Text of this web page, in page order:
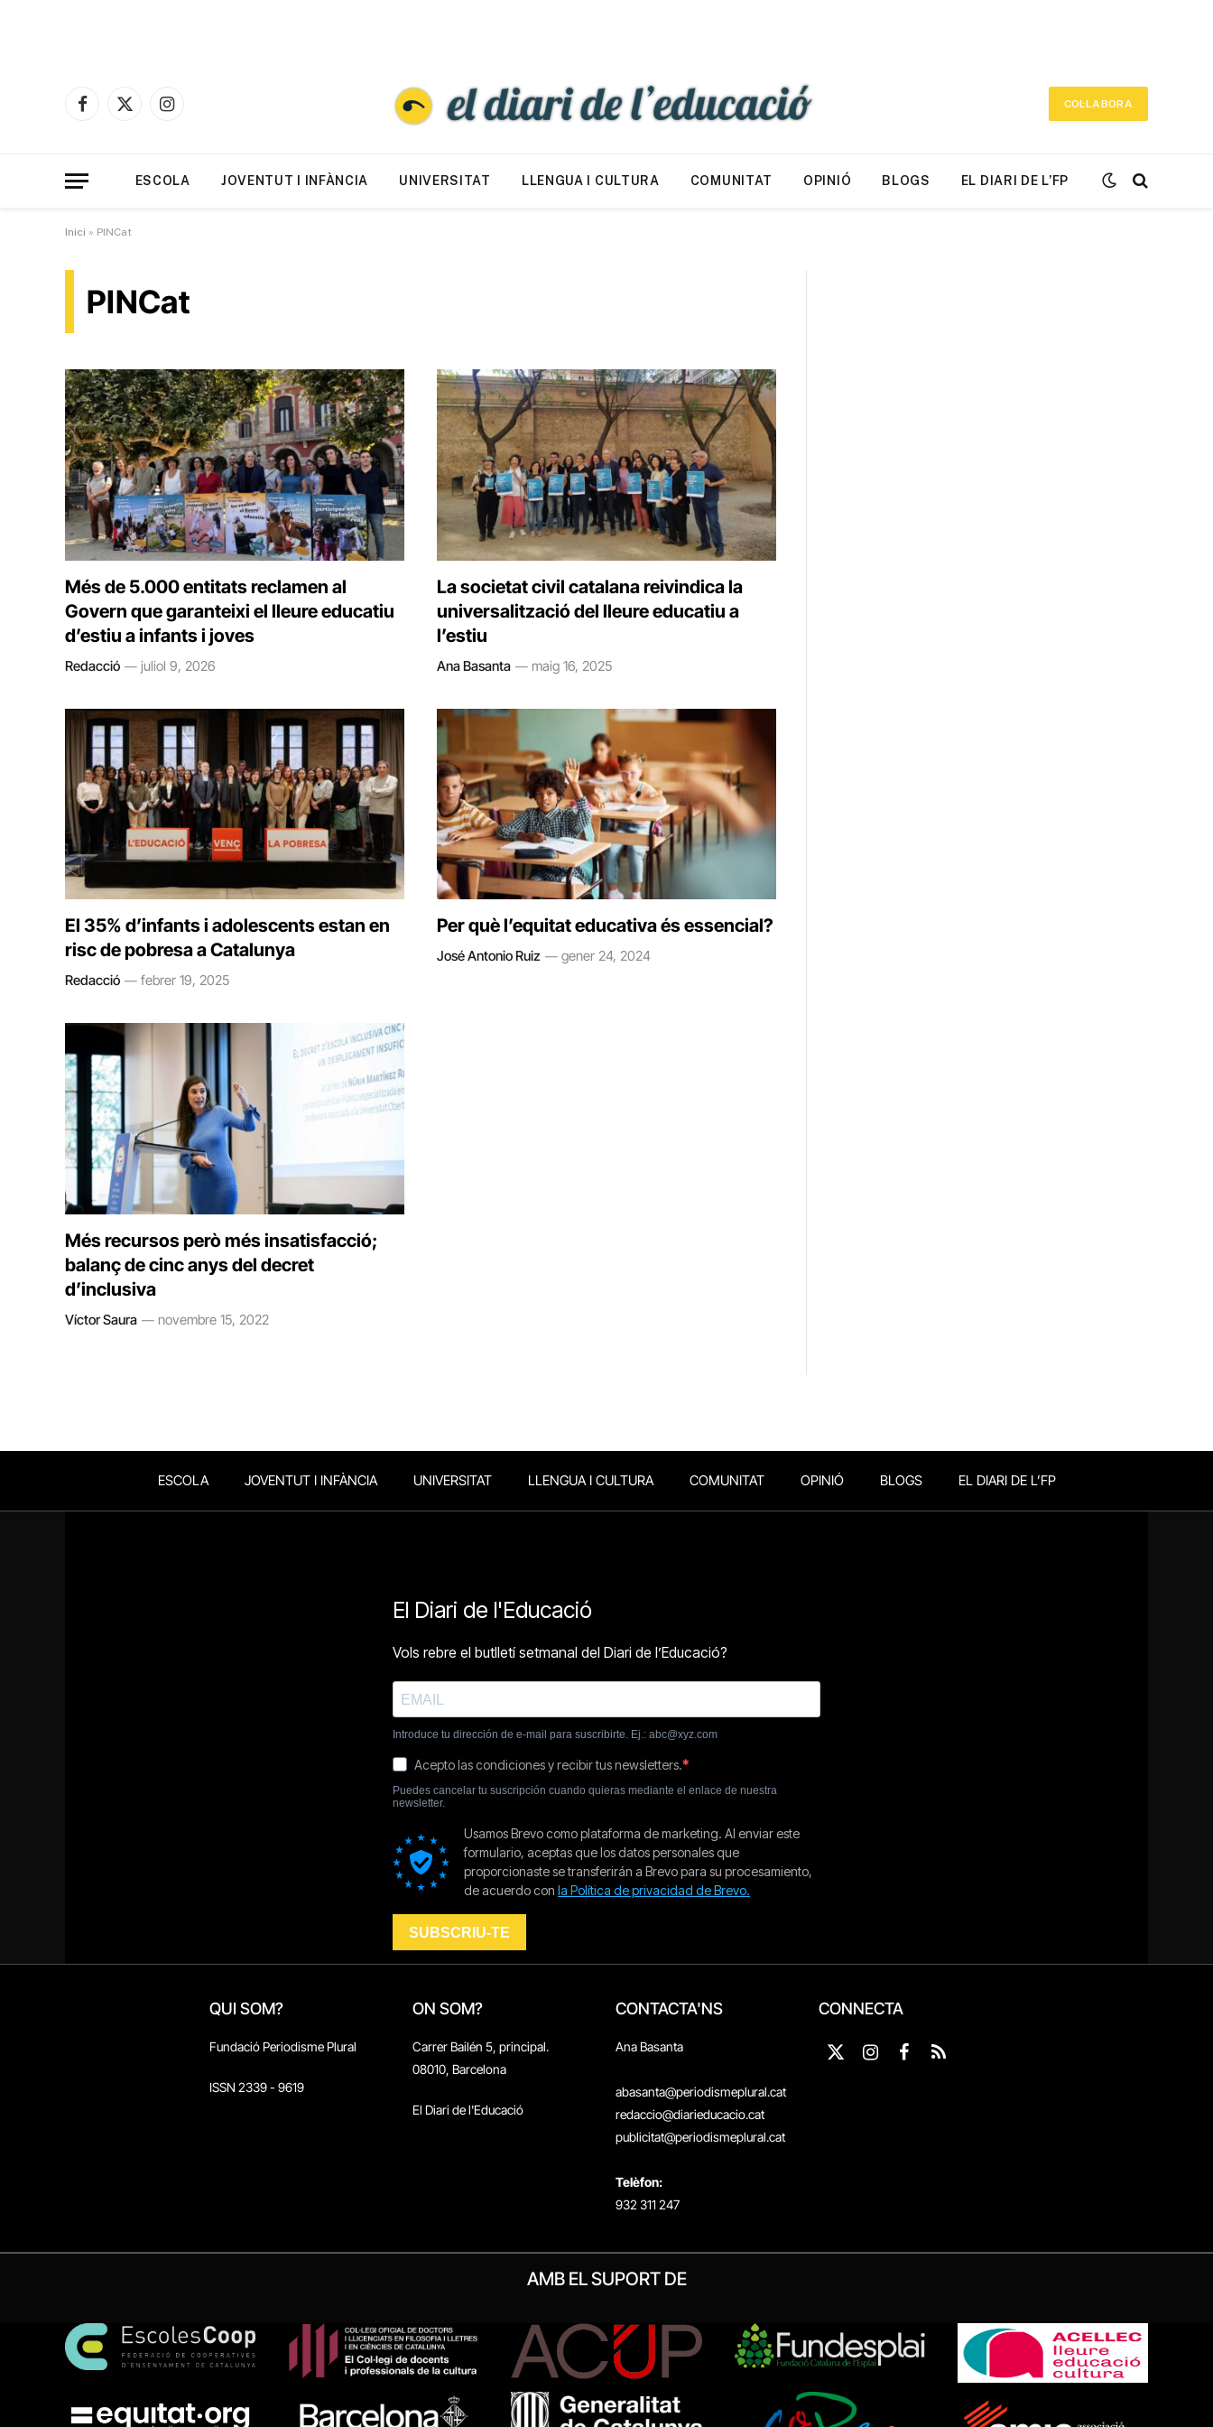
Facebook
X
Instagram
COL·LABORA
ESCOLA JOVENTUT I INFÀNCIA UNIVERSITAT LLENGUA I CULTURA COMUNITAT OPINIÓ BLOGS EL DIARI DE L’FP
Inici » PINCat
PINCat
Més de 5.000 entitats reclamen al
Govern que garanteixi el lleure educatiu
d’estiu a infants i joves
Redacció juliol 9, 2026
La societat civil catalana reivindica la
universalització del lleure educatiu a
l’estiu
Ana Basanta maig 16, 2025
El 35% d’infants i adolescents estan en
risc de pobresa a Catalunya
Redacció febrer 19, 2025
Per què l’equitat educativa és essencial?
José Antonio Ruiz gener 24, 2024
Més recursos però més insatisfacció;
balanç de cinc anys del decret
d’inclusiva
Víctor Saura novembre 15, 2022
ESCOLA JOVENTUT I INFÀNCIA UNIVERSITAT LLENGUA I CULTURA COMUNITAT OPINIÓ BLOGS EL DIARI DE L’FP
QUI SOM?
Fundació Periodisme Plural
ISSN 2339 - 9619
ON SOM?
Carrer Bailén 5, principal.
08010, Barcelona
El Diari de l'Educació
CONTACTA'NS
Ana Basanta
abasanta@periodismeplural.cat
redaccio@diarieducacio.cat
publicitat@periodismeplural.cat
Telèfon:
932 311 247
CONNECTA
X
Instagram
Facebook
RSS
AMB EL SUPORT DE